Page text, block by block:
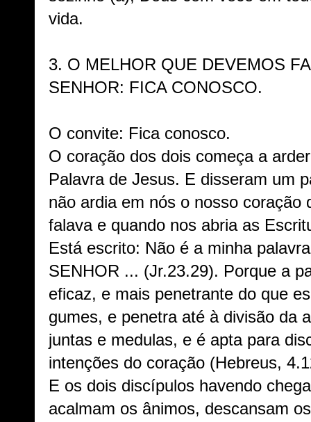
vida.
3. O MELHOR QUE DEVEMOS
SENHOR: FICA CONOSCO.
O convite: Fica conosco.
O coração dos dois começa a
Palavra de Jesus. E disseram um
não ardia em nós o nosso coração
falava e quando nos abria as
Está escrito: Não é a minha
SENHOR ... (Jr.23.29). Porque a
eficaz, e mais penetrante do que
gumes, e penetra até à divisão da
juntas e medulas, e é apta para
intenções do coração (Hebreus,
E os dois discípulos havendo
acalmam os ânimos, descansam